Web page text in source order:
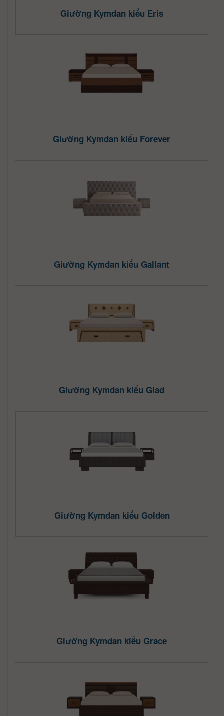
Giường Kymdan kiểu Eris
Giường Kymdan kiểu Forever
Giường Kymdan kiểu Gallant
Giường Kymdan kiểu Glad
Giường Kymdan kiểu Golden
Giường Kymdan kiểu Grace